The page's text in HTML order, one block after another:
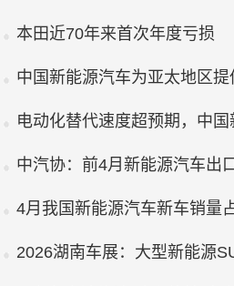
本田近70年来首次年度亏损
中国新能源汽车为亚太地区提
电动化替代速度超预期，中
中汽协：前4月新能源汽车出
4月我国新能源汽车新车销量
2026湖南车展：大型新能源